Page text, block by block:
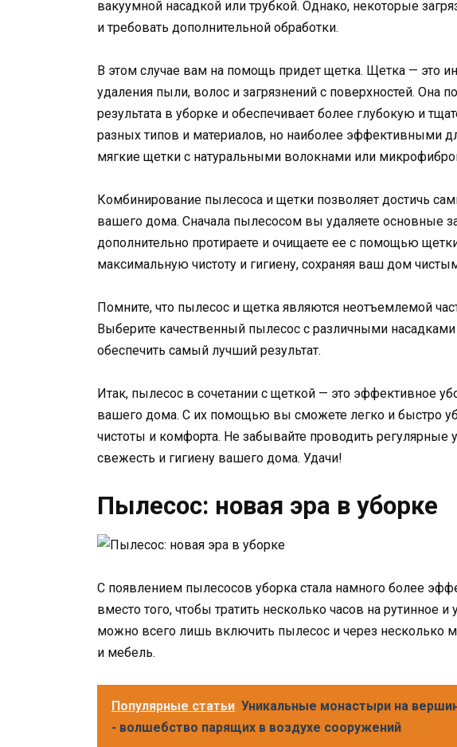
вакуумной насадкой или трубкой. Однако, некоторые
и требовать дополнительной обработки.
В этом случае вам на помощь придет щетка. Щетка — это
удаления пыли, волос и загрязнений с поверхностей. Она
результата в уборке и обеспечивает более глубокую и
разных типов и материалов, но наиболее эффективными
мягкие щетки с натуральными волокнами или
Комбинирование пылесоса и щетки позволяет достичь
вашего дома. Сначала пылесосом вы удаляете основные
дополнительно протираете и очищаете ее с помощью
максимальную чистоту и гигиену, сохраняя ваш дом
Помните, что пылесос и щетка являются неотъемлемой
Выберите качественный пылесос с различными
обеспечить самый лучший результат.
Итак, пылесос в сочетании с щеткой — это эффективное
вашего дома. С их помощью вы сможете легко и быстро
чистоты и комфорта. Не забывайте проводить регулярные
свежесть и гигиену вашего дома. Удачи!
Пылесос: новая эра в уборке
С появлением пылесосов уборка стала намного более
вместо того, чтобы тратить несколько часов на рутинное
можно всего лишь включить пылесос и через несколько
и мебель.
Популярные статьи Уникальные монастыри на
- волшебство парящих в воздухе сооружений